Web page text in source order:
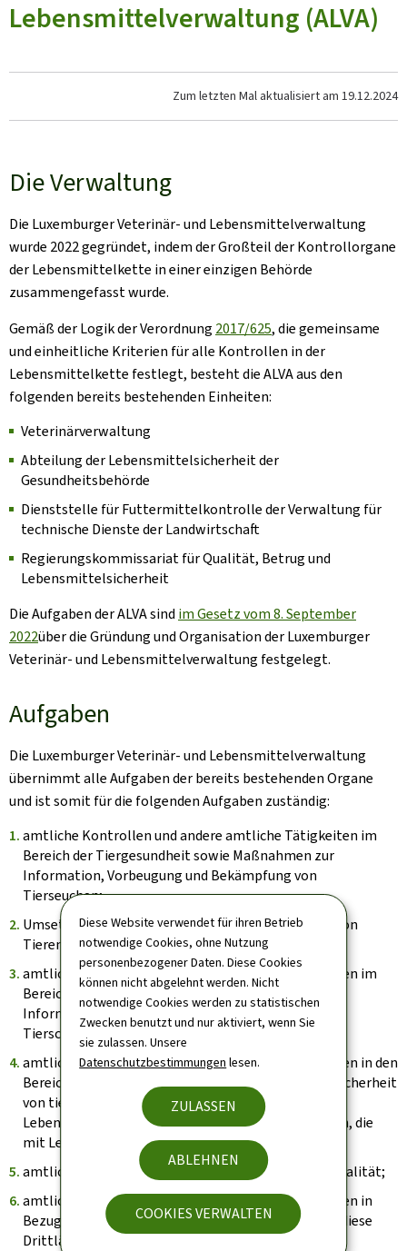
Diese Website verwendet für ihren Betrieb
notwendige Cookies, ohne Nutzung
personenbezogener Daten. Diese Cookies
können nicht abgelehnt werden. Nicht
notwendige Cookies werden zu statistischen
Zwecken benutzt und nur aktiviert, wenn Sie
sie zulassen. Unsere
Datenschutzbestimmungen lesen.
ZULASSEN
ABLEHNEN
COOKIES VERWALTEN
Lebensmittelverwaltung (ALVA)
Zum letzten Mal aktualisiert am 19.12.2024
Die Verwaltung
Die Luxemburger Veterinär- und Lebensmittelverwaltung
wurde 2022 gegründet, indem der Großteil der Kontrollorgane
der Lebensmittelkette in einer einzigen Behörde
zusammengefasst wurde.
Gemäß der Logik der Verordnung 2017/625, die gemeinsame
und einheitliche Kriterien für alle Kontrollen in der
Lebensmittelkette festlegt, besteht die ALVA aus den
folgenden bereits bestehenden Einheiten:
Veterinärverwaltung
Abteilung der Lebensmittelsicherheit der
Gesundheitsbehörde
Dienststelle für Futtermittelkontrolle der Verwaltung für
technische Dienste der Landwirtschaft
Regierungskommissariat für Qualität, Betrug und
Lebensmittelsicherheit
Die Aufgaben der ALVA sind im Gesetz vom 8. September
2022über die Gründung und Organisation der Luxemburger
Veterinär- und Lebensmittelverwaltung festgelegt.
Aufgaben
Die Luxemburger Veterinär- und Lebensmittelverwaltung
übernimmt alle Aufgaben der bereits bestehenden Organe
und ist somit für die folgenden Aufgaben zuständig:
amtliche Kontrollen und andere amtliche Tätigkeiten im
Bereich der Tiergesundheit sowie Maßnahmen zur
Information, Vorbeugung und Bekämpfung von
Tierseuchen;
Umsetzung der Kennzeichnung und Registrierung von
Tieren;
amtliche Kontrollen und andere amtliche Tätigkeiten im
Bereich des Tierschutzes sowie Maßnahmen zur
Information, Vorbeugung und Verbesserung des
Tierschutzes;
amtliche Kontrollen und andere amtliche Tätigkeiten in den
Bereichen Gesundheitssicherheit, Markttreue und Sicherheit
von tierischen Nebenprodukten, Futtermitteln,
Lebensmitteln sowie Materialien und Gegenständen, die
mit Lebensmitteln in Berührung kommen;
amtliche Kontrollen im Bereich der Lebensmittelqualität;
amtliche Kontrollen und andere amtliche Tätigkeiten in
Bezug auf Importe aus Drittländern und Exporte in diese
Drittländer;